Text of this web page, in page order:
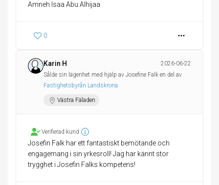
Amneh Isaa Abu Alhijaa
0
Karin H
2026-06-22
Sålde sin lägenhet med hjälp av Josefine Falk en del av
Fastighetsbyrån Landskrona
Västra Fäladen
Verifierad kund
Josefin Falk har ett fantastiskt bemötande och
engagemang i sin yrkesroll! Jag har kännt stor
trygghet i Josefin Falks kompetens!